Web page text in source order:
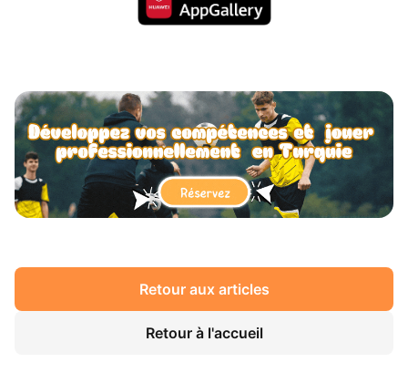
Retour aux articles
Retour à l'accueil